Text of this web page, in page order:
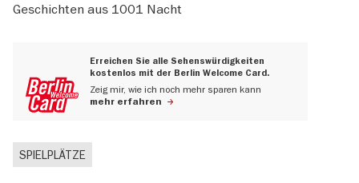
Geschichten aus 1001 Nacht
Erreichen Sie alle Sehenswürdigkeiten
kostenlos mit der Berlin Welcome Card.
Zeig mir, wie ich noch mehr sparen kann
mehr erfahren
SPIELPLÄTZE